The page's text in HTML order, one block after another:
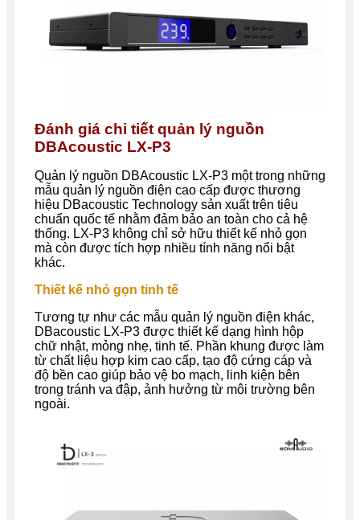
Đánh giá chi tiết quản lý nguồn
DBAcoustic LX-P3
Quản lý nguồn DBAcoustic LX-P3 một trong những
mẫu quản lý nguồn điện cao cấp được thương
hiệu DBacoustic Technology sản xuất trên tiêu
chuẩn quốc tế nhằm đảm bảo an toàn cho cả hệ
thống. LX-P3 không chỉ sở hữu thiết kế nhỏ gọn
mà còn được tích hợp nhiều tính năng nổi bật
khác.
Thiết kế nhỏ gọn tinh tế
Tương tự như các mẫu quản lý nguồn điện khác,
DBacoustic LX-P3 được thiết kế dạng hình hộp
chữ nhật, mỏng nhẹ, tinh tế. Phần khung được làm
từ chất liệu hợp kim cao cấp, tạo độ cứng cáp và
độ bền cao giúp bảo vệ bo mạch, linh kiện bên
trong tránh va đập, ảnh hưởng từ môi trường bên
ngoài.